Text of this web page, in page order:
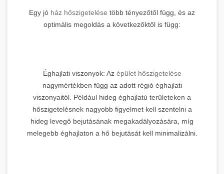
Egy jó ház hőszigetelése több tényezőtől függ, és az
optimális megoldás a következőktől is függ:
Éghajlati viszonyok: Az épület hőszigetelése
nagymértékben függ az adott régió éghajlati
viszonyaitól. Például hideg éghajlatú területeken a
hőszigetelésnek nagyobb figyelmet kell szentelni a
hideg levegő bejutásának megakadályozására, míg
melegebb éghajlaton a hő bejutását kell minimalizálni.